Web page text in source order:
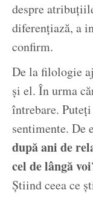
despre
diferențiază, a
confirm.
De la filologie
și el. În urma
întrebare.
sentimente. De
după ani de
cel de lângă
Știind ceea ce